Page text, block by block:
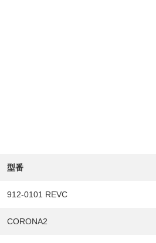
型番
912-0101 REVC
CORONA2